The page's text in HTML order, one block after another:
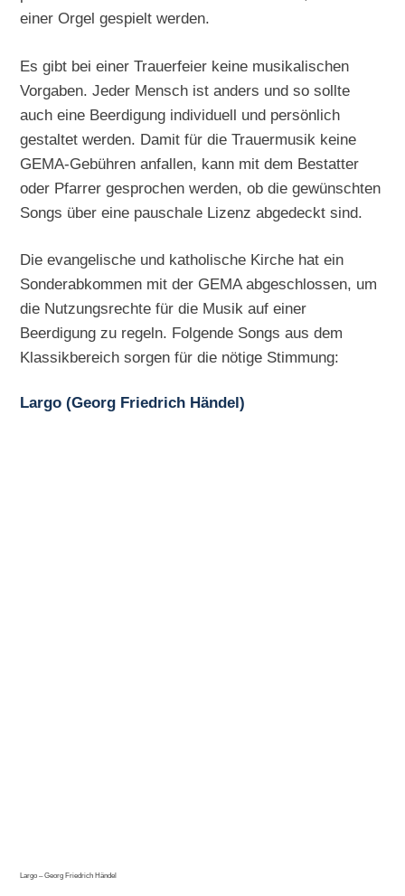
einer Orgel gespielt werden.
Es gibt bei einer Trauerfeier keine musikalischen
Vorgaben. Jeder Mensch ist anders und so sollte
auch eine Beerdigung individuell und persönlich
gestaltet werden. Damit für die Trauermusik keine
GEMA-Gebühren anfallen, kann mit dem Bestatter
oder Pfarrer gesprochen werden, ob die gewünschten
Songs über eine pauschale Lizenz abgedeckt sind.
Die evangelische und katholische Kirche hat ein
Sonderabkommen mit der GEMA abgeschlossen, um
die Nutzungsrechte für die Musik auf einer
Beerdigung zu regeln. Folgende Songs aus dem
Klassikbereich sorgen für die nötige Stimmung:
Largo (Georg Friedrich Händel)
Largo – Georg Friedrich Händel